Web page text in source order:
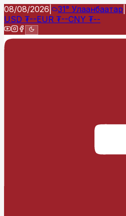
08/08/2026 31° Улаанбаатар
USD ₮--EUR ₮--CNY ₮--